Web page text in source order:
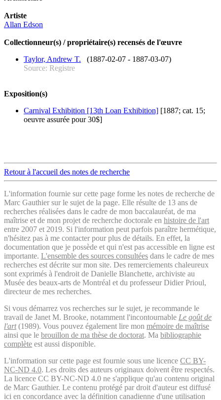
Artiste
Allan Edson
Collectionneur(s) / propriétaire(s) recensés de l'œuvre
Taylor, Andrew T. (1887-02-07 - 1887-03-07)
Source: Registre
Exposition(s)
Carnival Exhibition [13th Loan Exhibition] [1887; cat. 15;
oeuvre assurée pour 30$]
Retour à l'accueil des notes de recherche
L'information fournie sur cette page forme les notes de recherche de
Marc Gauthier sur le sujet de la page. Elle résulte de 13 ans de
recherches réalisées dans le cadre de mon baccalauréat, de ma
maîtrise et de mon projet de recherche doctorale en histoire de l'art
entre 2007 et 2019. Si l'information peut parfois paraître hermétique,
n'hésitez pas à me contacter pour plus de détails. En effet, la
documentation que je possède et qui n'est pas accessible en ligne est
importante. L'ensemble des sources consultées dans le cadre de mes
recherches est décrite sur mon site. Des remerciements chaleureux
sont exprimés à l'endroit de Danielle Blanchette, archiviste au
Musée des beaux-arts de Montréal et du professeur Didier Prioul,
directeur de mes recherches.
Si vous démarrez vos recherches sur le sujet, je recommande le
travail de Janet M. Brooke, notamment l'incontournable Le goût de
l'art(1989). Vous pouvez également lire mon mémoire de maîtrise
ainsi que le brouillon de ma thèse de doctorat. Ma bibliographie
complète est aussi disponible.
L'information sur cette page est fournie sous une licence CC BY-
NC-ND 4.0. Les droits des auteurs originaux doivent être respectés.
La licence CC BY-NC-ND 4.0 ne s'applique qu'au contenu original
de Marc Gauthier. Le contenu protégé par droit d'auteur est diffusé
ici en concordance avec la définition canadienne d'une utilisation